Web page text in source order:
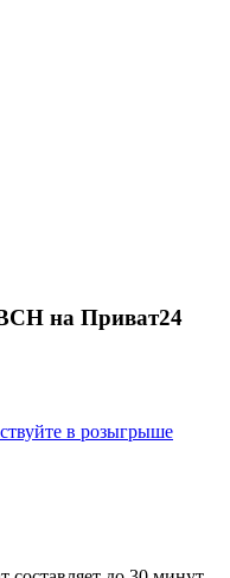
на Приват24
в розыгрыше